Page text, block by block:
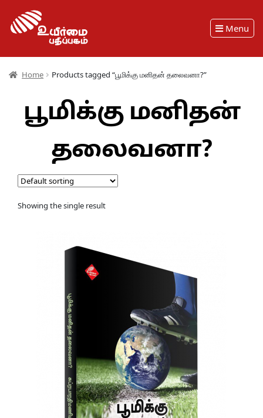
Menu
Home Products tagged “பூமிக்கு மனிதன் தலைவனா?”
பூமிக்கு மனிதன்
தலைவனா?
Showing the single result